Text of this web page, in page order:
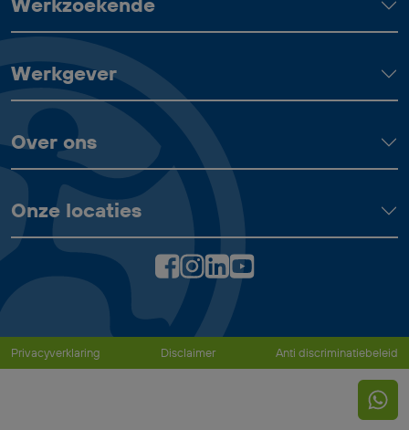
Werkgever
Over ons
Onze locaties
Privacyverklaring Disclaimer Anti discriminatiebeleid